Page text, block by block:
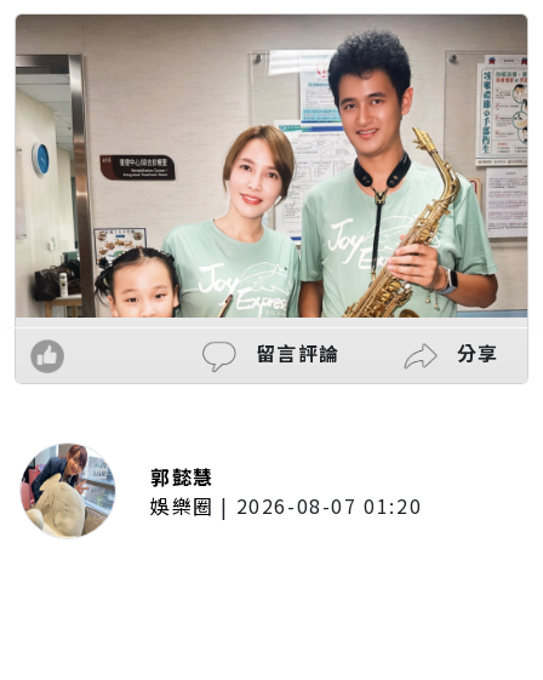
留言評論 分享
郭懿慧
娛樂圈 | 2026-08-07 01:20